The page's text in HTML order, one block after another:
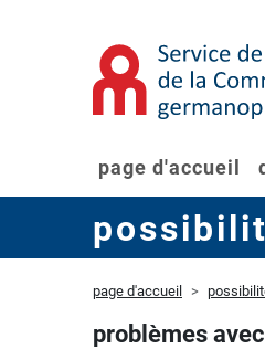
page d'accueil
page d'accueil
problèmes